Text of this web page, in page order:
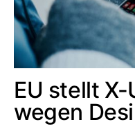
EU stellt
wegen